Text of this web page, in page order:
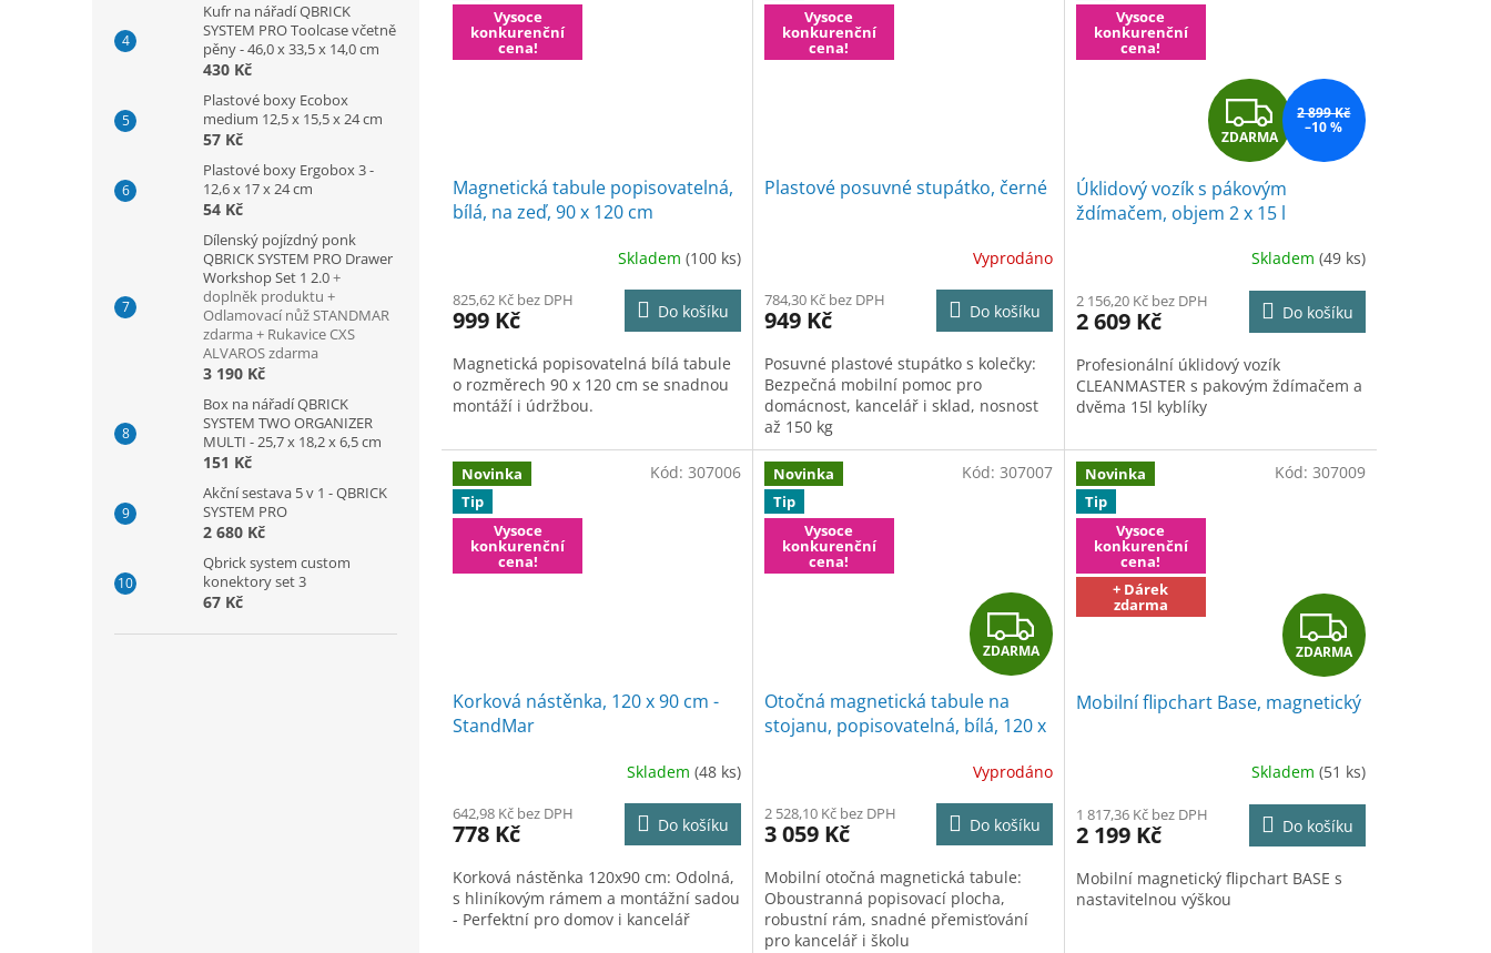
Kufr na nářadí QBRICK
SYSTEM PRO Toolcase včetně
pěny - 46,0 x 33,5 x 14,0 cm
430 Kč
Plastové boxy Ecobox
medium 12,5 x 15,5 x 24 cm
57 Kč
Plastové boxy Ergobox 3 -
12,6 x 17 x 24 cm
54 Kč
Dílenský pojízdný ponk
QBRICK SYSTEM PRO Drawer
Workshop Set 1 2.0+
doplněk produktu +
Odlamovací nůž STANDMAR
zdarma + Rukavice CXS
ALVAROS zdarma
3 190 Kč
Box na nářadí QBRICK
SYSTEM TWO ORGANIZER
MULTI - 25,7 x 18,2 x 6,5 cm
151 Kč
Akční sestava 5 v 1 - QBRICK
SYSTEM PRO
2 680 Kč
Qbrick system custom
konektory set 3
67 Kč
Vysoce
konkurenční
cena!
Magnetická tabule popisovatelná,
bílá, na zeď, 90 x 120 cm
Skladem (100 ks)
825,62 Kč bez DPH
999 Kč Do košíku
Magnetická popisovatelná bílá tabule
o rozměrech 90 x 120 cm se snadnou
montáží i údržbou.
Vysoce
konkurenční
cena!
Plastové posuvné stupátko, černé
Vyprodáno
784,30 Kč bez DPH
949 Kč Do košíku
Posuvné plastové stupátko s kolečky:
Bezpečná mobilní pomoc pro
domácnost, kancelář i sklad, nosnost
až 150 kg
Vysoce
konkurenční
cena!
Z
D
A
R
M
A
ZDARMA
2 899 Kč
–10 %
Úklidový vozík s pákovým
ždímačem, objem 2 x 15 l
Skladem (49 ks)
2 156,20 Kč bez DPH
2 609 Kč Do košíku
Profesionální úklidový vozík
CLEANMASTER s pakovým ždímačem a
dvěma 15l kyblíky
Novinka
Tip
Vysoce
konkurenční
cena!
Korková nástěnka, 120 x 90 cm -
StandMar
Skladem (48 ks)
642,98 Kč bez DPH
778 Kč Do košíku
Korková nástěnka 120x90 cm: Odolná,
s hliníkovým rámem a montážní sadou
- Perfektní pro domov i kancelář
Kód: 307006
Novinka
Tip
Vysoce
konkurenční
cena!
Z
D
A
R
M
A
ZDARMA
Otočná magnetická tabule na
stojanu, popisovatelná, bílá, 120 x
Vyprodáno
2 528,10 Kč bez DPH
3 059 Kč Do košíku
Mobilní otočná magnetická tabule:
Oboustranná popisovací plocha,
robustní rám, snadné přemisťování
pro kancelář i školu
Kód: 307007
Novinka
Tip
Vysoce
konkurenční
cena!
+ Dárek
zdarma
Z
D
A
R
M
A
ZDARMA
Mobilní flipchart Base, magnetický
Skladem (51 ks)
1 817,36 Kč bez DPH
2 199 Kč Do košíku
Mobilní magnetický flipchart BASE s
nastavitelnou výškou
Kód: 307009